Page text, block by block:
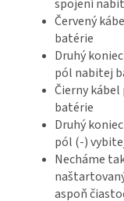
spojení
Červený
batérie
Druhý
pól nabitej
Čierny
batérie
Druhý
pól (-)
Necháme
aspoň